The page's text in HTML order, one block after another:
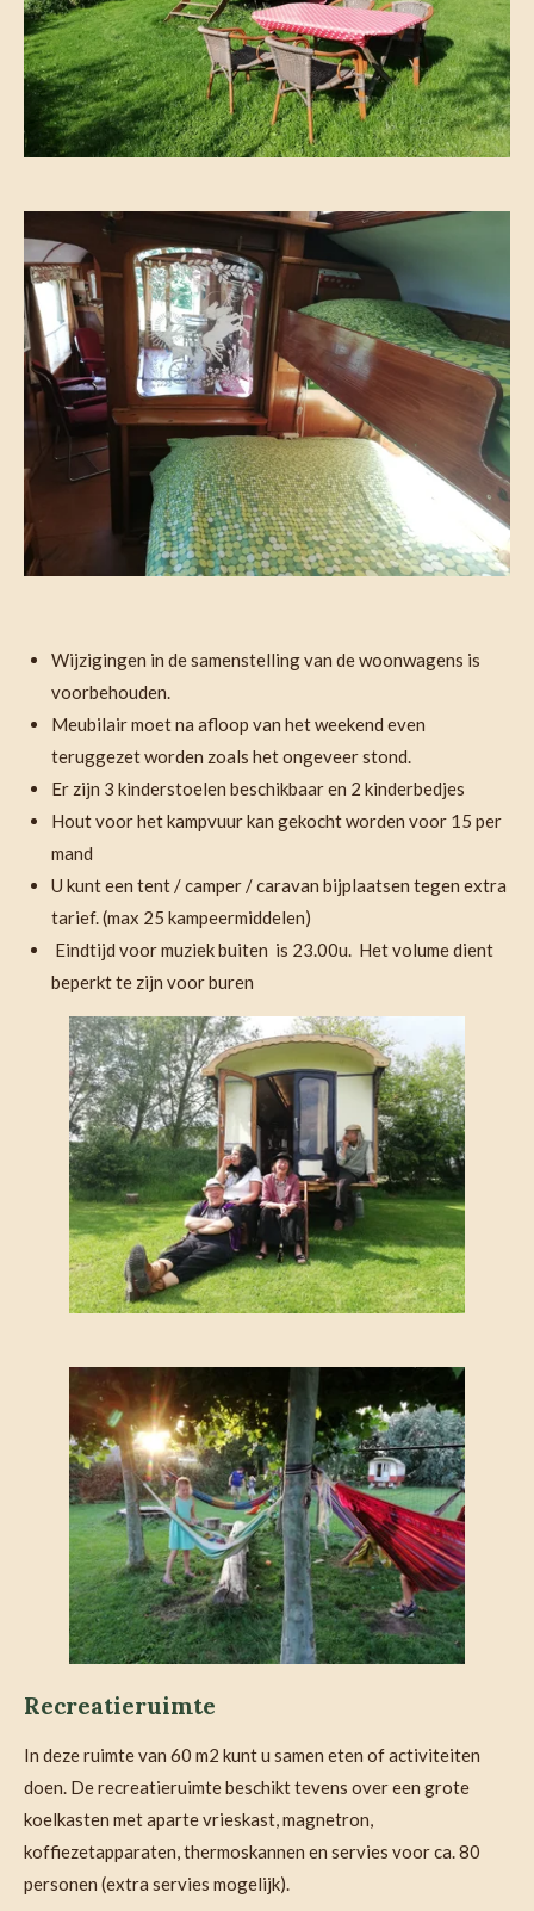
Wijzigingen in de samenstelling van de woonwagens is
voorbehouden.
Meubilair moet na afloop van het weekend even
teruggezet worden zoals het ongeveer stond.
Er zijn 3 kinderstoelen beschikbaar en 2 kinderbedjes
Hout voor het kampvuur kan gekocht worden voor 15 per
mand
U kunt een tent / camper / caravan bijplaatsen tegen extra
tarief. (max 25 kampeermiddelen)
Eindtijd voor muziek buiten is 23.00u. Het volume dient
beperkt te zijn voor buren
Recreatieruimte
In deze ruimte van 60 m2 kunt u samen eten of activiteiten
doen. De recreatieruimte beschikt tevens over een grote
koelkasten met aparte vrieskast, magnetron,
koffiezetapparaten, thermoskannen en servies voor ca. 80
personen (extra servies mogelijk).